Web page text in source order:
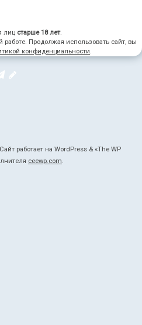
лиц старше 18 лет.
работе. Продолжая использовать сайт, вы
конфиденциальности.
работает на WordPress & «The WP
ceewp.com.